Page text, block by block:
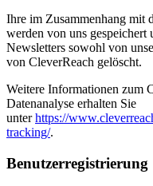
Ihre im Zusammenhang mit
werden von uns gespeichert
Newsletters sowohl von
von CleverReach gelöscht.
Weitere Informationen zum
Datenanalyse erhalten Sie
unterhttps://
tracking/.
Benutzerregistrierung